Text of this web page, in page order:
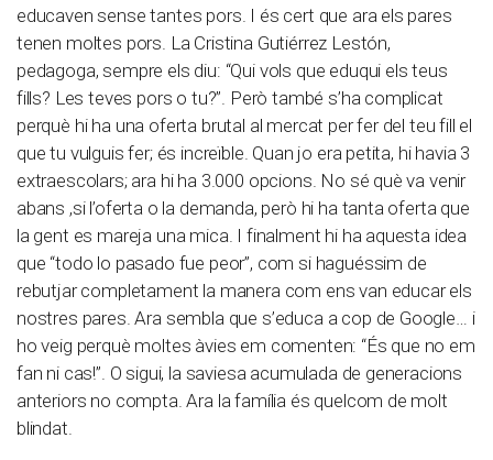
educaven sense tantes pors. I és cert que ara els pares
tenen moltes pors. La Cristina Gutiérrez Lestón,
pedagoga, sempre els diu: “Qui vols que eduqui els teus
fills? Les teves pors o tu?”. Però també s’ha complicat
perquè hi ha una oferta brutal al mercat per fer del teu fill el
que tu vulguis fer; és increïble. Quan jo era petita, hi havia 3
extraescolars; ara hi ha 3.000 opcions. No sé què va venir
abans ,si l’oferta o la demanda, però hi ha tanta oferta que
la gent es mareja una mica. I finalment hi ha aquesta idea
que “todo lo pasado fue peor”, com si haguéssim de
rebutjar completament la manera com ens van educar els
nostres pares. Ara sembla que s’educa a cop de Google… i
ho veig perquè moltes àvies em comenten: “És que no em
fan ni cas!”. O sigui, la saviesa acumulada de generacions
anteriors no compta. Ara la família és quelcom de molt
blindat.